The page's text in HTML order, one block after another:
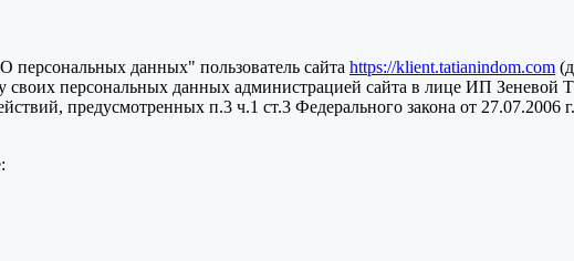
персональных данных" пользователь сайта https://klient.tatianindom.com
своих персональных данных администрацией сайта в лице ИП Зеневой
предусмотренных п.3 ч.1 ст.3 Федерального закона от